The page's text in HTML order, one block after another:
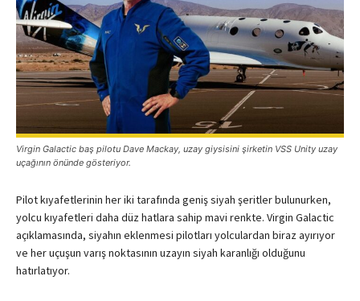
Virgin Galactic baş pilotu Dave Mackay, uzay giysisini şirketin VSS Unity uzay
uçağının önünde gösteriyor.
Pilot kıyafetlerinin her iki tarafında geniş siyah şeritler bulunurken,
yolcu kıyafetleri daha düz hatlara sahip mavi renkte. Virgin Galactic
açıklamasında, siyahın eklenmesi pilotları yolculardan biraz ayırıyor
ve her uçuşun varış noktasının uzayın siyah karanlığı olduğunu
hatırlatıyor.